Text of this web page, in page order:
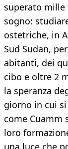
superato mille
sogno:
ostetriche, in
Sud Sudan,
abitanti, dei
cibo e oltre 2
la speranza
giorno in cui
come Cuamm
loro
una luce che